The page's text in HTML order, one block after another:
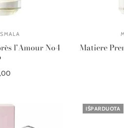
l’Amour No4
Matiere
IŠPARDUOTA